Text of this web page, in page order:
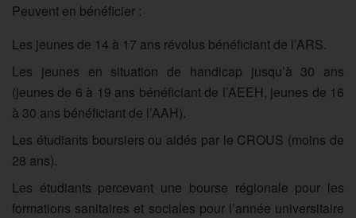
Peuvent en bénéficier :
Les jeunes de 14 à 17 ans révolus bénéficiant de l’ARS.
Les jeunes en situation de handicap jusqu’à 30 ans
(jeunes de 6 à 19 ans bénéficiant de l’AEEH, jeunes de 16
à 30 ans bénéficiant de l’AAH).
Les étudiants boursiers ou aidés par le CROUS (moins de
28 ans).
Les étudiants percevant une bourse régionale pour les
formations sanitaires et sociales pour l’année universitaire